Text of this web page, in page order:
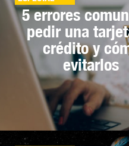
5 errores
pedir una
crédito y
evitarlos